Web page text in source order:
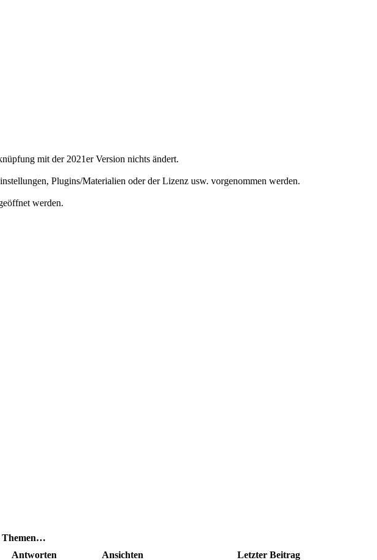
mit der 2021er Version nichts ändert.
Plugins/Materialien oder der Lizenz usw. vorgenommen werden.
werden.
Themen…
Antworten Ansichten Letzter Beitrag